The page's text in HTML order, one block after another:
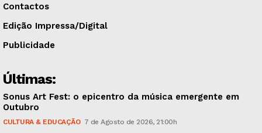
Contactos
Edição Impressa/Digital
Publicidade
Últimas:
Sonus Art Fest: o epicentro da música emergente em
Outubro
CULTURA & EDUCAÇÃO 7 de Agosto de 2026, 21:00h